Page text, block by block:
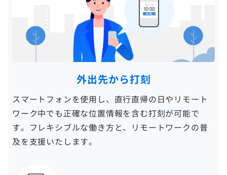
外出先から打刻
スマートフォンを使用し、直行直帰の日やリモート
ワーク中でも正確な位置情報を含む打刻が可能で
す。フレキシブルな働き方と、リモートワークの普
及を支援いたします。